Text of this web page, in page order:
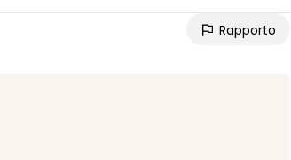
Rapporto